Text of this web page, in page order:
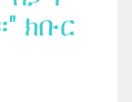
ክቡር